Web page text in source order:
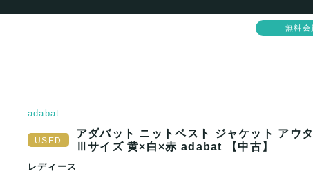
無料会
adabat
アダバット ニットベスト ジャケット アウ
Ⅲサイズ 黄×白×赤 adabat 【中古】
レディース